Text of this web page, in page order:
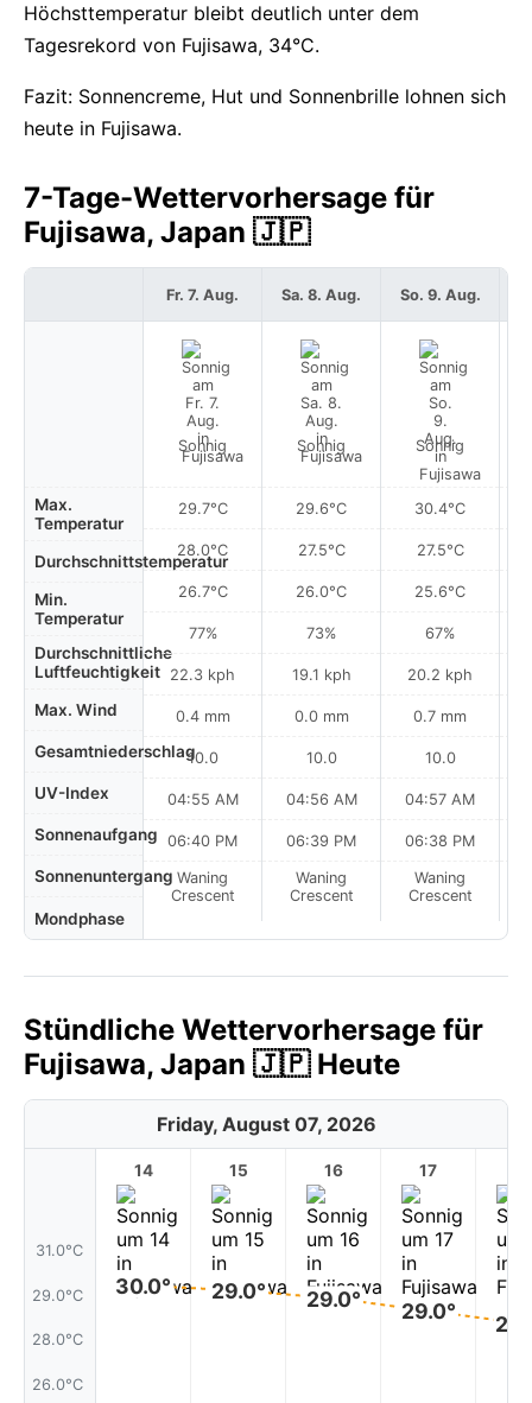
Höchsttemperatur bleibt deutlich unter dem
Tagesrekord von Fujisawa, 34°C.
Fazit: Sonnencreme, Hut und Sonnenbrille lohnen sich
heute in Fujisawa.
7-Tage-Wettervorhersage für
Fujisawa, Japan 🇯🇵
Max.
Temperatur
Durchschnittstemperatur
Min.
Temperatur
Durchschnittliche
Luftfeuchtigkeit
Max. Wind
Gesamtniederschlag
UV-Index
Sonnenaufgang
Sonnenuntergang
Mondphase
Fr. 7. Aug.
Sonnig
29.7°C
28.0°C
26.7°C
77%
22.3 kph
0.4 mm
10.0
04:55 AM
06:40 PM
Waning
Crescent
Sa. 8. Aug.
Sonnig
29.6°C
27.5°C
26.0°C
73%
19.1 kph
0.0 mm
10.0
04:56 AM
06:39 PM
Waning
Crescent
So. 9. Aug.
Sonnig
30.4°C
27.5°C
25.6°C
67%
20.2 kph
0.7 mm
10.0
04:57 AM
06:38 PM
Waning
Crescent
Stündliche Wettervorhersage für
Fujisawa, Japan 🇯🇵 Heute
Friday, August 07, 2026
31.0°C
29.0°C
28.0°C
26.0°C
14
30.0°
15
29.0°
16
29.0°
17
29.0°